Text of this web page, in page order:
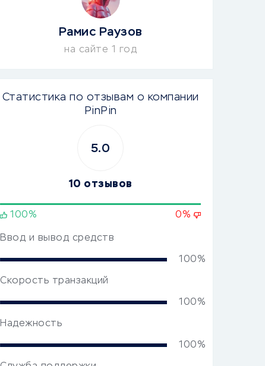
Рамис Раузов
на сайте 1 год
Статистика по отзывам о компании
PinPin
5.0
10 отзывов
100% 0%
Ввод и вывод средств
100%
Скорость транзакций
100%
Надежность
100%